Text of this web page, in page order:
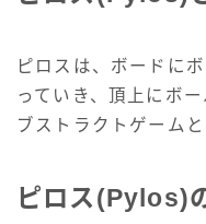
ピロスは、ボードに
っていき、頂上にボ
ブストラクトゲームと
ピロス(Pylos)